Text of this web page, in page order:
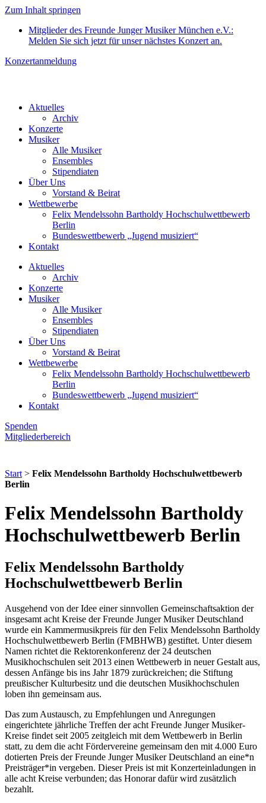
Zum Inhalt springen
Mitglieder des Freunde Junger Musiker München e.V.:
Melden Sie sich jetzt für unser nächstes Konzert an.
Konzertanmeldung
Aktuelles
Archiv
Konzerte
Musiker
Alle Musiker
Ensembles
Stipendiaten
Über Uns
Vorstand & Beirat
Wettbewerbe
Felix Mendelssohn Bartholdy Hochschulwettbewerb
Berlin
Bundeswettbewerb „Jugend musiziert“
Kontakt
Aktuelles
Archiv
Konzerte
Musiker
Alle Musiker
Ensembles
Stipendiaten
Über Uns
Vorstand & Beirat
Wettbewerbe
Felix Mendelssohn Bartholdy Hochschulwettbewerb
Berlin
Bundeswettbewerb „Jugend musiziert“
Kontakt
Spenden
Mitgliederbereich
Start > Felix Mendelssohn Bartholdy Hochschulwettbewerb
Berlin
Felix Mendelssohn Bartholdy
Hochschulwettbewerb Berlin
Felix Mendelssohn Bartholdy
Hochschulwettbewerb Berlin
Ausgehend von der Idee einer sinnvollen Gemeinschaftsaktion der
insgesamt acht Kreise der Freunde Junger Musiker Deutschland
wurde ein Kammermusikpreis für den Felix Mendelssohn Bartholdy
Hochschulwettbewerb Berlin (FMBHWB) gestiftet. Unter diesem
Namen richtet die Rektorenkonferenz der 24 deutschen
Musikhochschulen seit 2013 einen Wettbewerb in neuer Gestalt aus,
dessen Anfänge bis ins Jahr 1879 zurückreichen; die Stiftung
preußischer Kulturbesitz und die deutschen Musikhochschulen
loben ihn gemeinsam aus.
Das zum Austausch, zu Empfehlungen und Anregungen
eingerichtete jährliche Treffen der acht Freunde Junger Musiker-
Kreise findet seit 2005 zeitgleich mit dem Wettbewerb in Berlin
statt, zu dem die acht Fördervereine gemeinsam den mit 4.000 Euro
dotierten Preis der Freunde Junger Musiker Deutschland an eine*n
Preisträger*in vergeben. Dieser Preis ist mit Konzerteinladungen in
alle acht Kreise verbunden; das Honorar dafür wird zusätzlich
bezahlt.